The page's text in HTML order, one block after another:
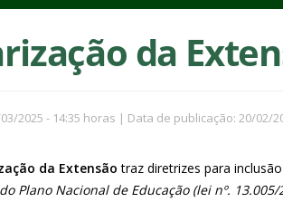
da
2025 - 14:35 horas | Data de publicação: 20/02/
da Extensão traz diretrizes para
Plano Nacional de Educação (lei nº. 13.005/